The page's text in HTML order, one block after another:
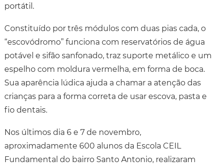
portátil.
Constituído por três módulos com duas pias cada, o
“escovódromo” funciona com reservatórios de água
potável e sifão sanfonado, traz suporte metálico e um
espelho com moldura vermelha, em forma de boca.
Sua aparência lúdica ajuda a chamar a atenção das
crianças para a forma correta de usar escova, pasta e
fio dentais.
Nos últimos dia 6 e 7 de novembro,
aproximadamente 600 alunos da Escola CEIL
Fundamental do bairro Santo Antonio, realizaram